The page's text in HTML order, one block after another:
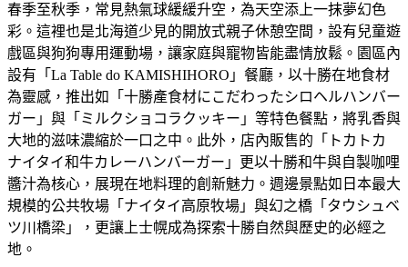
春季至秋季，常見熱氣球緩緩升空，為天空添上一抹夢幻色
彩。這裡也是北海道少見的開放式親子休憩空間，設有兒童遊
戲區與狗狗專用運動場，讓家庭與寵物皆能盡情放鬆。園區內
設有「La Table do KAMISHIHORO」餐廳，以十勝在地食材
為靈感，推出如「十勝產食材にこだわったシロヘルハンバー
ガー」與「ミルクショコラクッキー」等特色餐點，將乳香與
大地的滋味濃縮於一口之中。此外，店內販售的「トカトカ
ナイタイ和牛カレーハンバーガー」更以十勝和牛與自製咖哩
醬汁為核心，展現在地料理的創新魅力。週邊景點如日本最大
規模的公共牧場「ナイタイ高原牧場」與幻之橋「タウシュベ
ツ川橋梁」，更讓上士幌成為探索十勝自然與歷史的必經之
地。